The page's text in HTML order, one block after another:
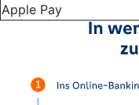
Apple Pay